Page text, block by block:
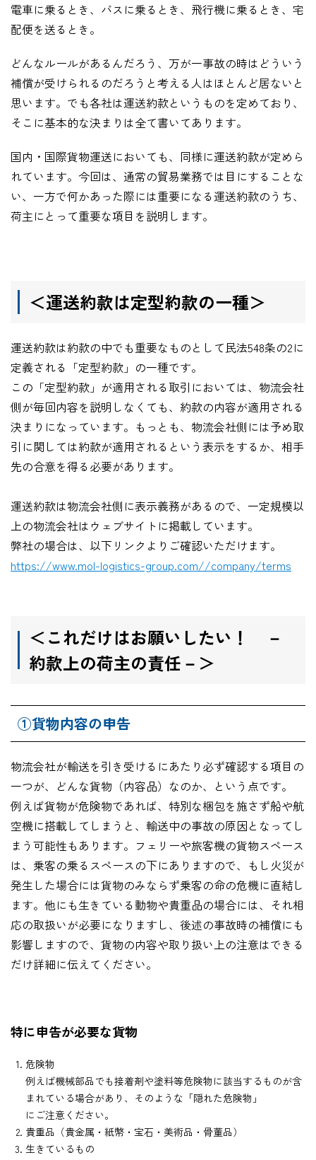
電車に乗るとき、バスに乗るとき、飛行機に乗るとき、宅
配便を送るとき。
どんなルールがあるんだろう、万が一事故の時はどういう
補償が受けられるのだろうと考える人はほとんど居ないと
思います。でも各社は運送約款というものを定めており、
そこに基本的な決まりは全て書いてあります。
国内・国際貨物運送においても、同様に運送約款が定めら
れています。今回は、通常の貿易業務では目にすることな
い、一方で何かあった際には重要になる運送約款のうち、
荷主にとって重要な項目を説明します。
＜運送約款は定型約款の一種＞
運送約款は約款の中でも重要なものとして民法548条の2に
定義される「定型約款」の一種です。
この「定型約款」が適用される取引においては、物流会社
側が毎回内容を説明しなくても、約款の内容が適用される
決まりになっています。もっとも、物流会社側には予め取
引に関しては約款が適用されるという表示をするか、相手
先の合意を得る必要があります。
運送約款は物流会社側に表示義務があるので、一定規模以
上の物流会社はウェブサイトに掲載しています。
弊社の場合は、以下リンクよりご確認いただけます。
https://www.mol-logistics-group.com//company/terms
＜これだけはお願いしたい！ －
約款上の荷主の責任－＞
①貨物内容の申告
物流会社が輸送を引き受けるにあたり必ず確認する項目の
一つが、どんな貨物（内容品）なのか、という点です。
例えば貨物が危険物であれば、特別な梱包を施さず船や航
空機に搭載してしまうと、輸送中の事故の原因となってし
まう可能性もあります。フェリーや旅客機の貨物スペース
は、乗客の乗るスペースの下にありますので、もし火災が
発生した場合には貨物のみならず乗客の命の危機に直結し
ます。他にも生きている動物や貴重品の場合には、それ相
応の取扱いが必要になりますし、後述の事故時の補償にも
影響しますので、貨物の内容や取り扱い上の注意はできる
だけ詳細に伝えてください。
特に申告が必要な貨物
危険物
例えば機械部品でも接着剤や塗料等危険物に該当するものが含
まれている場合があり、そのような「隠れた危険物」
にご注意ください。
貴重品（貴金属・紙幣・宝石・美術品・骨董品）
生きているもの